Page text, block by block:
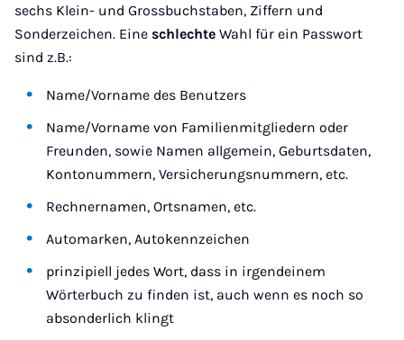
sechs Klein- und Grossbuchstaben, Ziffern und
Sonderzeichen. Eine schlechte Wahl für ein Passwort
sind z.B.:
Name/Vorname des Benutzers
Name/Vorname von Familienmitgliedern oder
Freunden, sowie Namen allgemein, Geburtsdaten,
Kontonummern, Versicherungsnummern, etc.
Rechnernamen, Ortsnamen, etc.
Automarken, Autokennzeichen
prinzipiell jedes Wort, dass in irgendeinem
Wörterbuch zu finden ist, auch wenn es noch so
absonderlich klingt